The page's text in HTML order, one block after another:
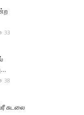
33
38
சுடலை